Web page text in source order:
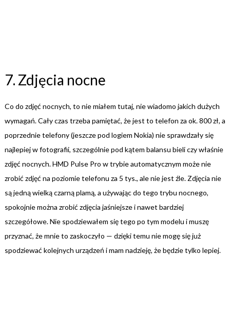
7. Zdjęcia nocne
Co do zdjęć nocnych, to nie miałem tutaj, nie wiadomo jakich dużych
wymagań. Cały czas trzeba pamiętać, że jest to telefon za ok. 800 zł, a
poprzednie telefony (jeszcze pod logiem Nokia) nie sprawdzały się
najlepiej w fotografii, szczególnie pod kątem balansu bieli czy właśnie
zdjęć nocnych. HMD Pulse Pro w trybie automatycznym może nie
zrobić zdjęć na poziomie telefonu za 5 tys., ale nie jest źle. Zdjęcia nie
są jedną wielką czarną plamą, a używając do tego trybu nocnego,
spokojnie można zrobić zdjęcia jaśniejsze i nawet bardziej
szczegółowe. Nie spodziewałem się tego po tym modelu i muszę
przyznać, że mnie to zaskoczyło — dzięki temu nie mogę się już
spodziewać kolejnych urządzeń i mam nadzieję, że będzie tylko lepiej.